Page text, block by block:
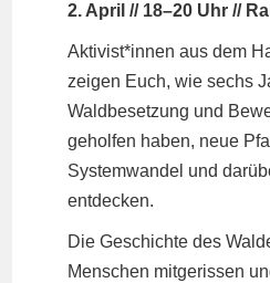
2. April // 18–20 Uhr //
Aktivist*innen aus dem
zeigen Euch, wie sechs
Waldbesetzung und
geholfen haben, neue
Systemwandel und
entdecken.
Die Geschichte des
Menschen mitgerissen